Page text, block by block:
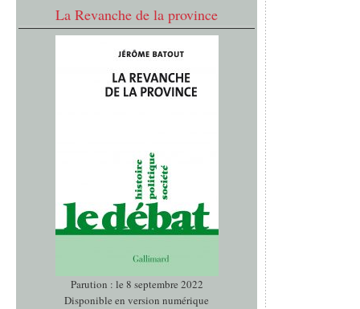
La Revanche de la province
Parution : le 8 septembre 2022
Disponible en version numérique